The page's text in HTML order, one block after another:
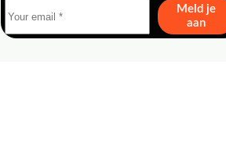
Meld je
aan